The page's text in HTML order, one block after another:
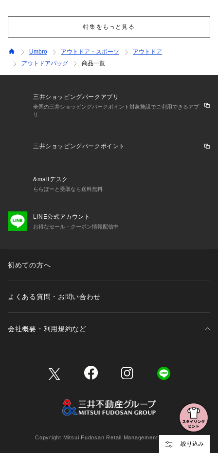
特集をもっと見る
絞り込み
Umbro アウトドア・スポーツ
アウトドア
アウトドアバッグ
商品一覧
三井ショッピングパークアプリ
全国の三井ショッピングパークポイント対象施設でご利用できるアプ
リ
三井ショッピングパークポイント
&mallデスク
ららぽーと受取なら送料無料
LINE公式アカウント
お得なセール・クーポン情報配信中
初めての方へ
よくある質問・お問い合わせ
会社概要・利用規約など
Copyright Mitsui Fudosan Retail Management Co., Ltd.